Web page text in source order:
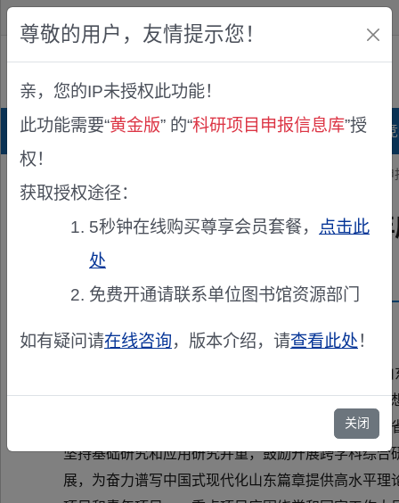
公众版
首页 科研项目库 项目指南库 奖项
> 2026年山东省社会科学规划年度项目申
2026年山东省社会科学规划
发布机构：
山东省哲学社会科学工作办公室现就2026
目申报工作坚持以习近平新时代中国特色社会主义
总书记视察山东重要讲话和重要指示批示精神，落
坚持基础研究和应用研究并重，鼓励开展跨学科综
展，为奋力谱写中国式现代化山东篇章提供高水平
尊敬的用户，友情提示您！
亲，您的IP未授权此功能！
此功能需要“黄金版” 的“科研项目申报信息库”授
权！
获取授权途径：
5秒钟在线购买尊享会员套餐， 点击此
处
免费开通请联系单位图书馆资源部门
如有疑问请在线咨询，版本介绍，请查看此处！
关闭